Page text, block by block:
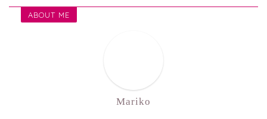
ABOUT ME
Mariko